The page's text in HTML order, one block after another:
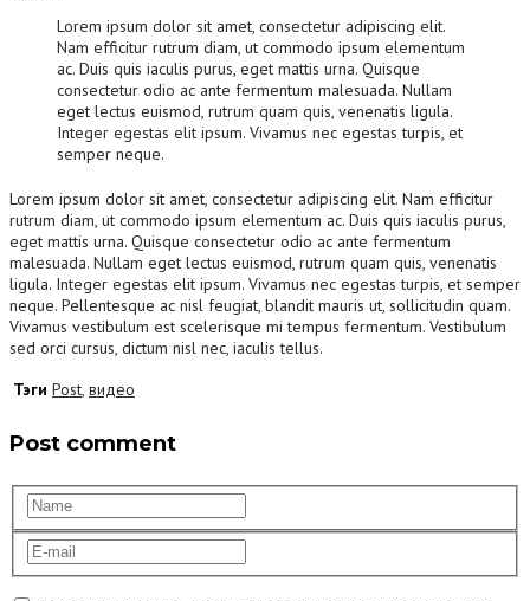
Lorem ipsum dolor sit amet, consectetur adipiscing elit.
Nam efficitur rutrum diam, ut commodo ipsum elementum
ac. Duis quis iaculis purus, eget mattis urna. Quisque
consectetur odio ac ante fermentum malesuada. Nullam
eget lectus euismod, rutrum quam quis, venenatis ligula.
Integer egestas elit ipsum. Vivamus nec egestas turpis, et
semper neque.
Lorem ipsum dolor sit amet, consectetur adipiscing elit. Nam efficitur
rutrum diam, ut commodo ipsum elementum ac. Duis quis iaculis purus,
eget mattis urna. Quisque consectetur odio ac ante fermentum
malesuada. Nullam eget lectus euismod, rutrum quam quis, venenatis
ligula. Integer egestas elit ipsum. Vivamus nec egestas turpis, et semper
neque. Pellentesque ac nisl feugiat, blandit mauris ut, sollicitudin quam.
Vivamus vestibulum est scelerisque mi tempus fermentum. Vestibulum
sed orci cursus, dictum nisl nec, iaculis tellus.
Тэги Post видео
Post comment